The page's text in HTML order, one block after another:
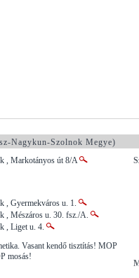
Nagykun-Szolnok Megye)
, Markotányos út 8/A
, Gyermekváros u. 1.
, Mészáros u. 30. fsz./A.
, Liget u. 4.
Vasant kendő tisztítás! MOP
mosás!